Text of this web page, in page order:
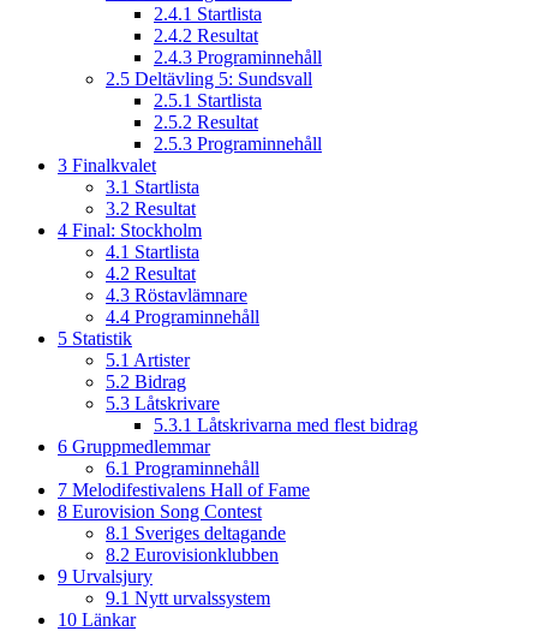
2.4.1 Startlista
2.4.2 Resultat
2.4.3 Programinnehåll
2.5 Deltävling 5: Sundsvall
2.5.1 Startlista
2.5.2 Resultat
2.5.3 Programinnehåll
3 Finalkvalet
3.1 Startlista
3.2 Resultat
4 Final: Stockholm
4.1 Startlista
4.2 Resultat
4.3 Röstavlämnare
4.4 Programinnehåll
5 Statistik
5.1 Artister
5.2 Bidrag
5.3 Låtskrivare
5.3.1 Låtskrivarna med flest bidrag
6 Gruppmedlemmar
6.1 Programinnehåll
7 Melodifestivalens Hall of Fame
8 Eurovision Song Contest
8.1 Sveriges deltagande
8.2 Eurovisionklubben
9 Urvalsjury
9.1 Nytt urvalssystem
10 Länkar